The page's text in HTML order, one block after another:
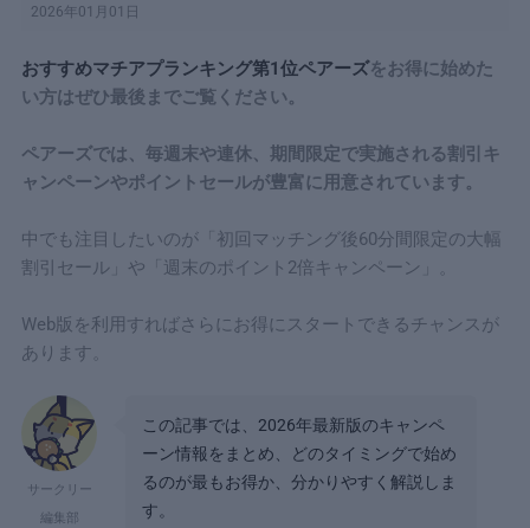
2026年01月01日
おすすめマチアプランキング第1位ペアーズをお得に始めた
い方はぜひ最後までご覧ください。
ペアーズでは、毎週末や連休、期間限定で実施される割引キ
ャンペーンやポイントセールが豊富に用意されています。
中でも注目したいのが「初回マッチング後60分間限定の大幅
割引セール」や「週末のポイント2倍キャンペーン」。
Web版を利用すればさらにお得にスタートできるチャンスが
あります。
サークリー
編集部
この記事では、2026年最新版のキャンペ
ーン情報をまとめ、どのタイミングで始め
るのが最もお得か、分かりやすく解説しま
す。